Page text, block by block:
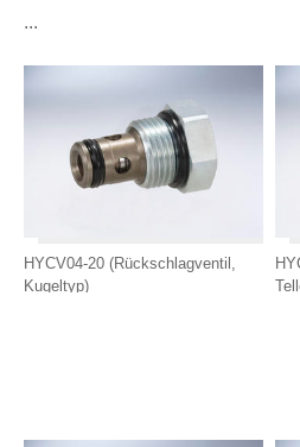
...
HYCV04-20 (Rückschlagventil,
Kugeltyp)